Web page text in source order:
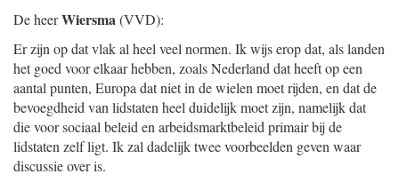
De heerWiersma(VVD):
Er zijn op dat vlak al heel veel normen. Ik wijs erop dat, als landen
het goed voor elkaar hebben, zoals Nederland dat heeft op een
aantal punten, Europa dat niet in de wielen moet rijden, en dat de
bevoegdheid van lidstaten heel duidelijk moet zijn, namelijk dat
die voor sociaal beleid en arbeidsmarktbeleid primair bij de
lidstaten zelf ligt. Ik zal dadelijk twee voorbeelden geven waar
discussie over is.